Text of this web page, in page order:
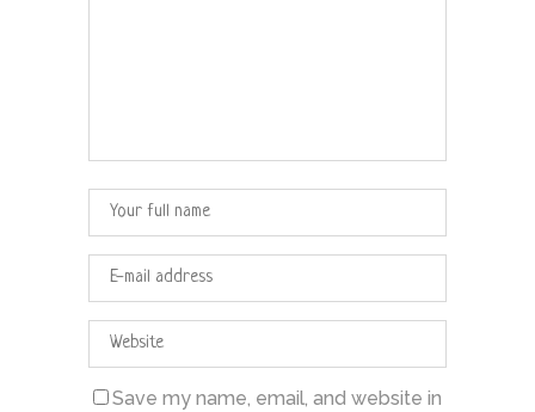
Save my name, email, and website in